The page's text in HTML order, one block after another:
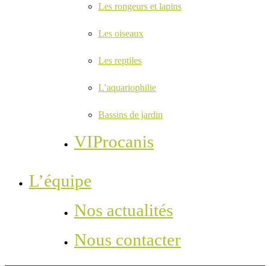
Les rongeurs et lapins
Les oiseaux
Les reptiles
L’aquariophilie
Bassins de jardin
VIProcanis
L’équipe
Nos actualités
Nous contacter